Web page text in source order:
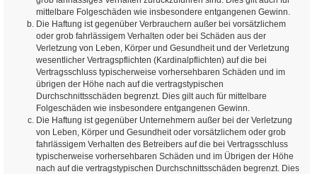
mittelbare Folgeschäden wie insbesondere entgangenen Gewinn.
Die Haftung ist gegenüber Verbrauchern außer bei vorsätzlichem
oder grob fahrlässigem Verhalten oder bei Schäden aus der
Verletzung von Leben, Körper und Gesundheit und der Verletzung
wesentlicher Vertragspflichten (Kardinalpflichten) auf die bei
Vertragsschluss typischerweise vorhersehbaren Schäden und im
übrigen der Höhe nach auf die vertragstypischen
Durchschnittsschäden begrenzt. Dies gilt auch für mittelbare
Folgeschäden wie insbesondere entgangenen Gewinn.
Die Haftung ist gegenüber Unternehmern außer bei der Verletzung
von Leben, Körper und Gesundheit oder vorsätzlichem oder grob
fahrlässigem Verhalten des Betreibers auf die bei Vertragsschluss
typischerweise vorhersehbaren Schäden und im Übrigen der Höhe
nach auf die vertragstypischen Durchschnittsschäden begrenzt. Dies